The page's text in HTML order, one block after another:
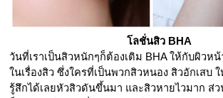
โลชั่นสิว BHA
วันที่เราเป็นสิวหนักๆก็ต้องเติม BHA ให้กับผิวห
ในเรื่องสิว ซึ่งใครที่เป็นพวกสิวหนอง สิวอักเสบ
รู้สึกได้เลยหัวสิวดันขึ้นมา และสิวหายไวมาก ส่